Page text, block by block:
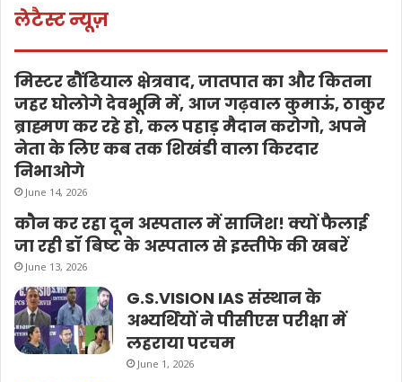
लेटैस्ट न्यूज़
मिस्टर ढौंढियाल क्षेत्रवाद, जातपात का और कितना
जहर घोलोगे देवभूमि में, आज गढ़वाल कुमाऊं, ठाकुर
ब्राह्मण कर रहे हो, कल पहाड़ मैदान करोगो, अपने
नेता के लिए कब तक शिखंडी वाला किरदार
निभाओगे
June 14, 2026
कौन कर रहा दून अस्पताल में साजिश! क्यों फैलाई
जा रही डॉ बिष्ट के अस्पताल से इस्तीफे की खबरें
June 13, 2026
G.S.VISION IAS संस्थान के
अभ्यर्थियों ने पीसीएस परीक्षा में
लहराया परचम
June 1, 2026